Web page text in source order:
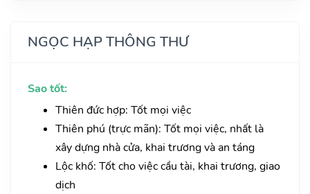
NGỌC HẠP THÔNG THƯ
Sao tốt:
Thiên đức hợp: Tốt mọi việc
Thiên phú (trực mãn): Tốt mọi việc, nhất là
xây dựng nhà cửa, khai trương và an táng
Lộc khố: Tốt cho việc cầu tài, khai trương, giao
dịch